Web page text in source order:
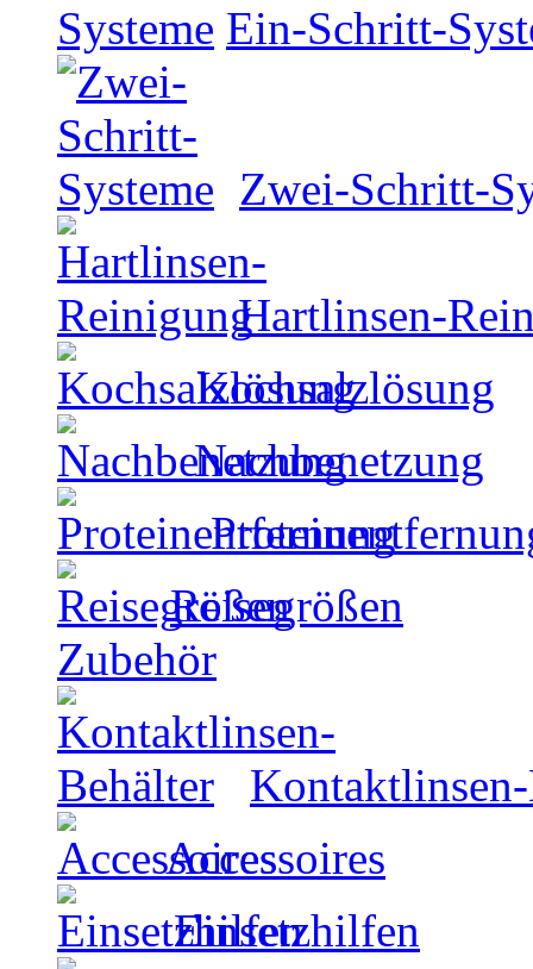
Ein-Schritt-
Zwei-Schritt-
Hartlinsen-
Kochsalzlösung
Nachbenetzung
Reisegrößen
Zubehör
Accessoires
Einsetzhilfen